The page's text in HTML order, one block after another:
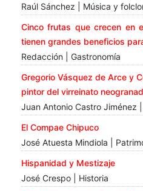
Raúl Sánchez | Música y
Cinco frutas que crecen en
tienen grandes beneficios
Redacción | Gastronomía
Gregorio Vásquez de Arce y
pintor del virreinato
Juan Antonio Castro Jiménez
El Compae Chipuco
José Atuesta Mindiola |
Hispanidad y Mestizaje
José Crespo | Historia